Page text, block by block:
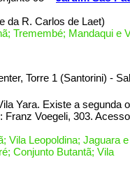
da R. Carlos de Laet)
Tremembé; Mandaqui e
Torre 1 (Santorini) -
Yara. Existe a segunda
Franz Voegeli, 303.
Vila Leopoldina; Jaguara
Conjunto Butantã; Vila